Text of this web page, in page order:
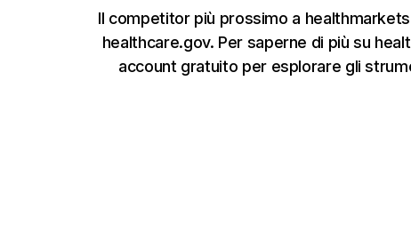
Il competitor più prossimo a
healthcare.gov. Per saperne di più su
account gratuito per esplorare gli